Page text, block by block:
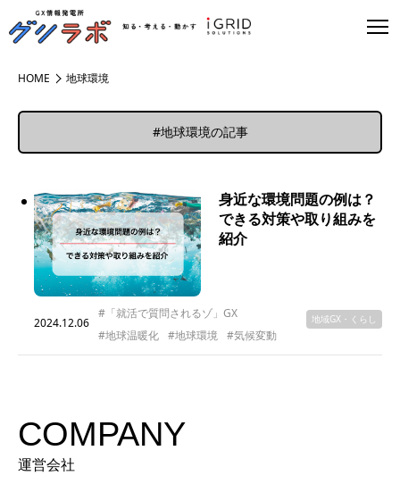
HOME 地球環境
#地球環境の記事
身近な環境問題の例は？
できる対策や取り組みを
紹介
2024.12.06
#「就活で質問されるゾ」GX
#地球温暖化
#地球環境 #気候変動
地域GX・くらし
COMPANY
運営会社